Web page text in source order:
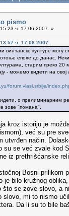
pismo
15.23 ч. 17.06.2007. »
ч. 17.06.2007.
винчанске културе могу
епохе до данас.
старим преко 20
- можемо видети на овој
forum.vlasi.srbije/
о прелиминарним
зове "помана".
kroz istoriju je
već su pre
utvrđen način.
su se već zvale kod
iz prethrišćanske
Bosni prilikom
je bilo kružnog
što se zove slovo, a
slovo, mi to nismo
Da li su to bile